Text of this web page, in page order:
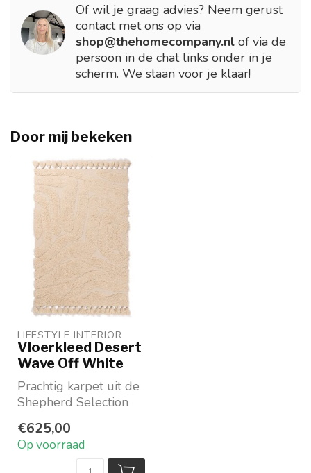
Of wil je graag advies? Neem gerust
contact met ons op via
shop@thehomecompany.nl of via de
persoon in de chat links onder in je
scherm. We staan voor je klaar!
Door mij bekeken
LIFESTYLE INTERIOR
Vloerkleed Desert
Wave Off White
Prachtig karpet uit de
Shepherd Selection
100% wol
Met patroon in re...
€625,00
Op voorraad